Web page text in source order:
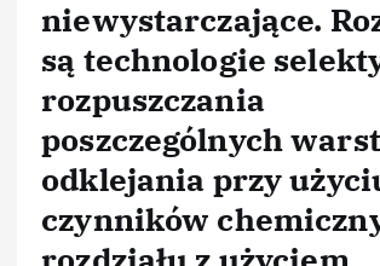
niewystarczające.
są technologie
rozpuszczania
poszczególnych
odklejania przy
czynników